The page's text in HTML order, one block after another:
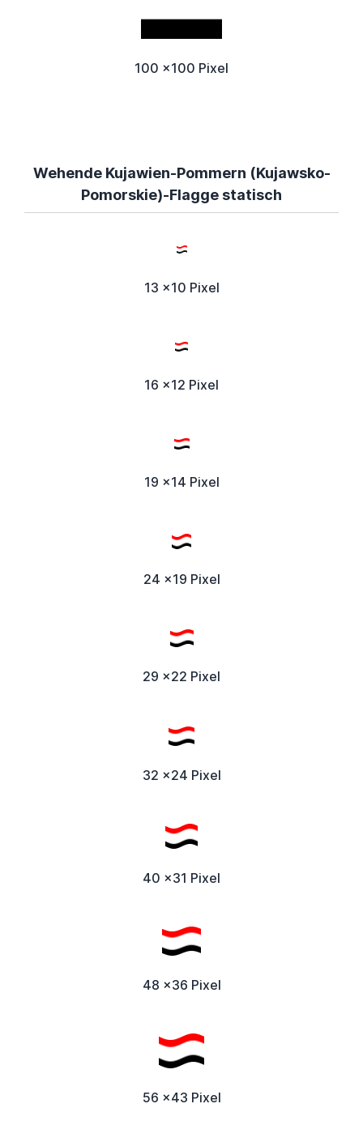
100 x100 Pixel
Wehende Kujawien-Pommern (Kujawsko-
Pomorskie)-Flagge statisch
13 x10 Pixel
16 x12 Pixel
19 x14 Pixel
24 x19 Pixel
29 x22 Pixel
32 x24 Pixel
40 x31 Pixel
48 x36 Pixel
56 x43 Pixel